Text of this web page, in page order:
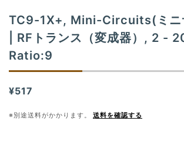
TC9-1X+, Mini-Circuits(ミニ
| RFトランス（変成器）, 2 -
Ratio:9
¥517
※別途送料がかかります。 送料を確認する